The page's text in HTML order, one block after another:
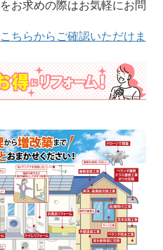
お求めの際はお気軽にお問
ちらからご確認いただけま